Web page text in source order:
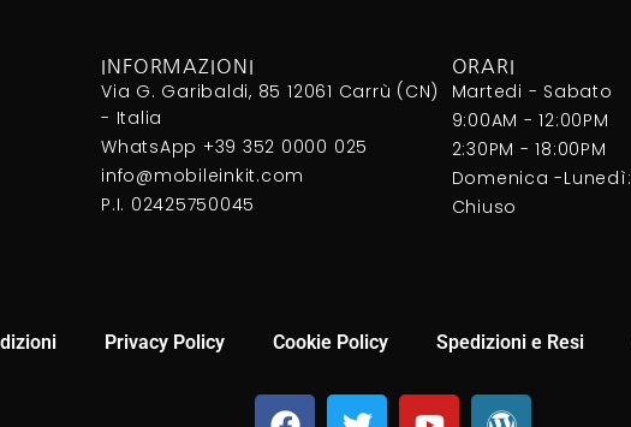
INFORMAZIONI
Via G. Garibaldi, 85 12061 Carrù (CN)
- Italia
WhatsApp +39 352 0000 025
info@mobileinkit.com
P.I. 02425750045
ORARI
Martedi - Sabato
9:00AM - 12:00PM
2:30PM - 18:00PM
Domenica -Lunedì:
Chiuso
Privacy Policy Cookie Policy Spedizioni e Resi